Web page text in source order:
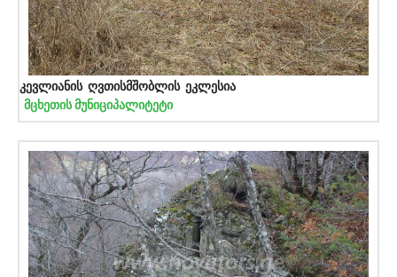
კევლიანის ღვთისმშობლის ეკლესია
მცხეთის მუნიციპალიტეტი